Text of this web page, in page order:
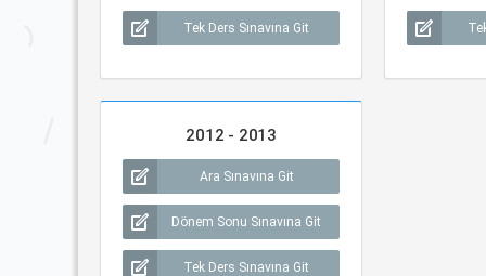
Tek Ders Sınavına Git
2012 - 2013
Ara Sınavına Git
Dönem Sonu Sınavına Git
Tek Ders Sınavına Git